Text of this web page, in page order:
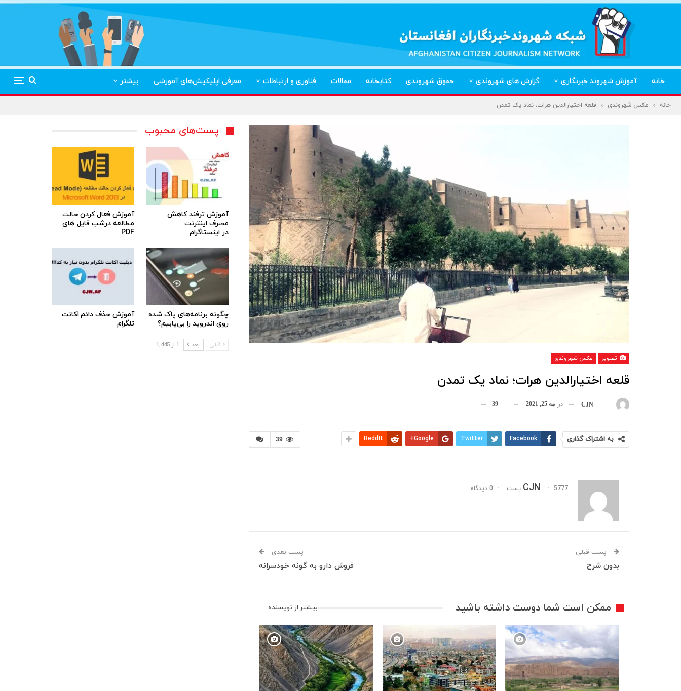
خانه آموزش شهروند خبرنگاری گزارش های شهروندی حقوق شهروندی کتابخانه مقالات فناوری و ارتباطات معرفی اپلیکیش‌های آموزشی بیشتر
خانه عکس شهروندی قلعه اختیارالدین هرات؛ نماد یک تمدن
تصویر عکس شهروندی
قلعه اختیارالدین هرات؛ نماد یک تمدن
CJN در مه 25, 2021 39
39 به اشتراک گذاری Facebook
Twitter
Google+
ReddIt
CJN 5777 پست 0 دیدگاه
پست قبلی
بدون شرح
پست بعدی
فروش دارو به گونه خودسرانه
ممکن است شما دوست داشته باشید بیشتر از نویسنده
پست‌های محبوب
آموزش ترفند کاهش
مصرف اینترنت
در اینستاگرام
آموزش فعال کردن حالت
مطالعه درشب فایل های
PDF
چگونه برنامه‌های پاک شده
روی اندروید را بی‌یابیم؟
آموزش حذف دائم اکانت
تلگرام
قبلی بعد 1 از 1,445